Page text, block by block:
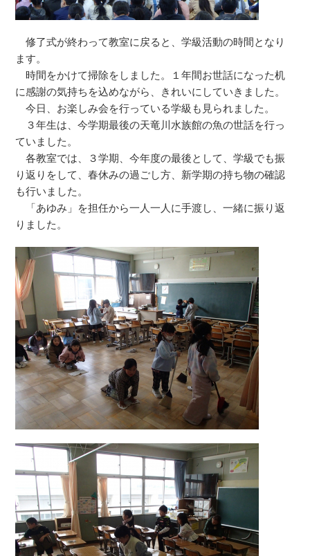
修了式が終わって教室に戻ると、学級活動の時間となり
ます。
時間をかけて掃除をしました。１年間お世話になった机
に感謝の気持ちを込めながら、きれいにしていきました。
今日、お楽しみ会を行っている学級も見られました。
３年生は、今学期最後の天竜川水族館の魚の世話を行っ
ていました。
各教室では、３学期、今年度の最後として、学級でも振
り返りをして、春休みの過ごし方、新学期の持ち物の確認
も行いました。
「あゆみ」を担任から一人一人に手渡し、一緒に振り返
りました。